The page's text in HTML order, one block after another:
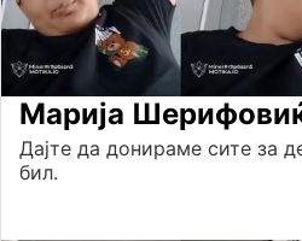
Марија
Дајте да донираме сите за
бил.